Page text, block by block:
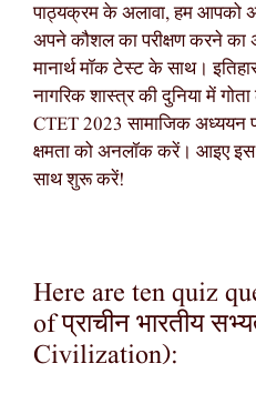
पाठ्यक्रम के अलावा, हम
अपने कौशल का परीक्षण करने का
मानार्थ मॉक टेस्ट के साथ।
नागरिक शास्त्र की दुनिया में
CTET 2023 सामाजिक अध्ययन
क्षमता को अनलॉक करें। आइए
साथ शुरू करें!
Here are ten quiz
of प्राचीन भारतीय
Civilization):